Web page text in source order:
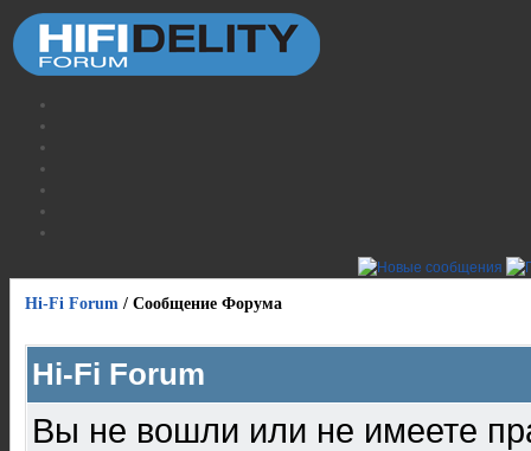
Hi-Fi Forum / Сообщение Форума
Hi-Fi Forum
Вы не вошли или не имеете